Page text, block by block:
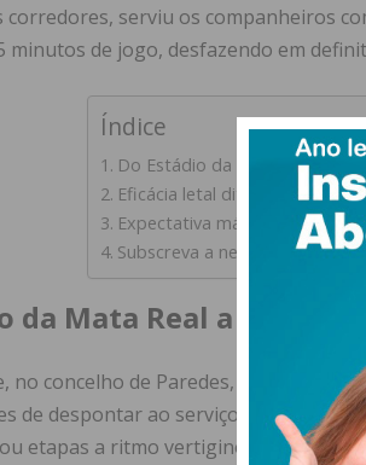
corredores, serviu os companheiros
minutos de jogo, desfazendo em
Índice
Do Estádio da Mata Real a
Eficácia letal dita goleada das
Expectativa máxima para a
Subscreva a newsletter do
da Mata Real a Alvalade
no concelho de Paredes, Mauro
de despontar ao serviço do FC Paços
etapas a ritmo vertiginoso,